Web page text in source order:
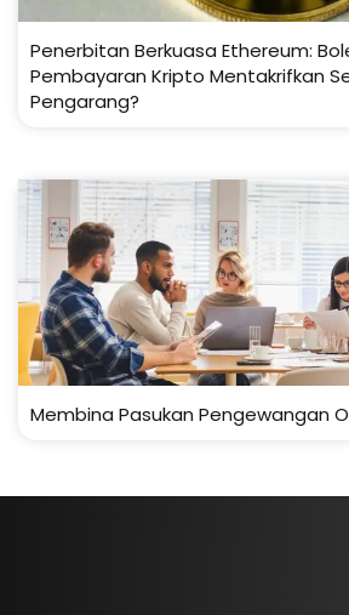
Penerbitan Berkuasa Ethereum:
Pembayaran Kripto Mentakrifkan
Pengarang?
Membina Pasukan Pengewangan